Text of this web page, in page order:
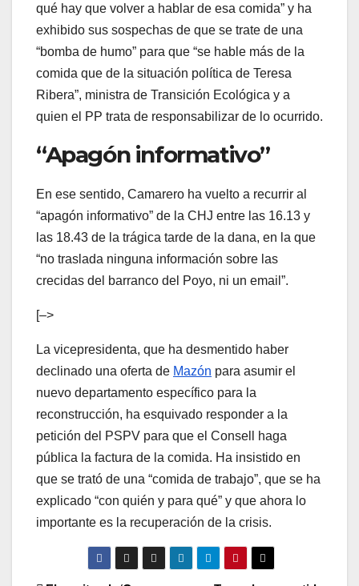
qué hay que volver a hablar de esa comida” y ha
exhibido sus sospechas de que se trate de una
“bomba de humo” para que “se hable más de la
comida que de la situación política de Teresa
Ribera”, ministra de Transición Ecológica y a
quien el PP trata de responsabilizar de lo ocurrido.
“Apagón informativo”
En ese sentido, Camarero ha vuelto a recurrir al
“apagón informativo” de la CHJ entre las 16.13 y
las 18.43 de la trágica tarde de la dana, en la que
“no traslada ninguna información sobre las
crecidas del barranco del Poyo, ni un email”.
[–>
La vicepresidenta, que ha desmentido haber
declinado una oferta de Mazón para asumir el
nuevo departamento específico para la
reconstrucción, ha esquivado responder a la
petición del PSPV para que el Consell haga
pública la factura de la comida. Ha insistido en
que se trató de una “comida de trabajo”, que se ha
explicado “con quién y para qué” y que ahora lo
importante es la recuperación de la crisis.